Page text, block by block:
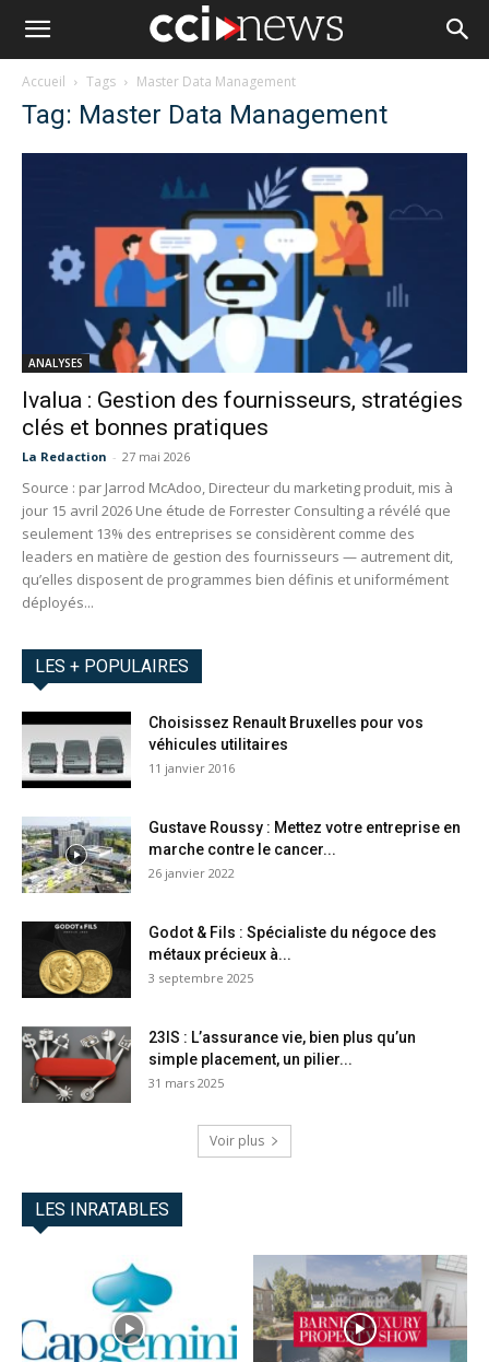
Accueil Tags Master Data Management
Tag: Master Data Management
ANALYSES
Ivalua : Gestion des fournisseurs, stratégies
clés et bonnes pratiques
La Redaction - 27 mai 2026
Source : par Jarrod McAdoo, Directeur du marketing produit, mis à
jour 15 avril 2026 Une étude de Forrester Consulting a révélé que
seulement 13% des entreprises se considèrent comme des
leaders en matière de gestion des fournisseurs — autrement dit,
qu’elles disposent de programmes bien définis et uniformément
déployés...
LES + POPULAIRES
Choisissez Renault Bruxelles pour vos
véhicules utilitaires
11 janvier 2016
Gustave Roussy : Mettez votre entreprise en
marche contre le cancer...
26 janvier 2022
Godot & Fils : Spécialiste du négoce des
métaux précieux à...
3 septembre 2025
23IS : L’assurance vie, bien plus qu’un
simple placement, un pilier...
31 mars 2025
Voir plus
LES INRATABLES